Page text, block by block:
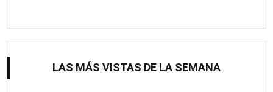
LAS MÁS VISTAS DE LA SEMANA